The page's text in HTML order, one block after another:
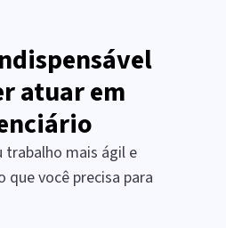
atuar em
trabalho mais ágil e
você precisa para